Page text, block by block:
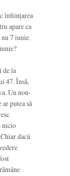
înființarea
apare ca
nu 7 iunie.
de la
47. Însă,
Un non-
ar putea să
nicio
dacă